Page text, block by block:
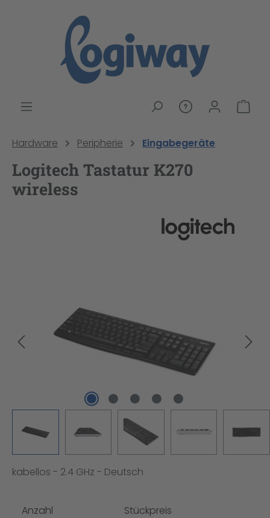
Hardware Peripherie Eingabegeräte
Logitech Tastatur K270
wireless
kabellos - 2.4 GHz - Deutsch
Anzahl Stückpreis